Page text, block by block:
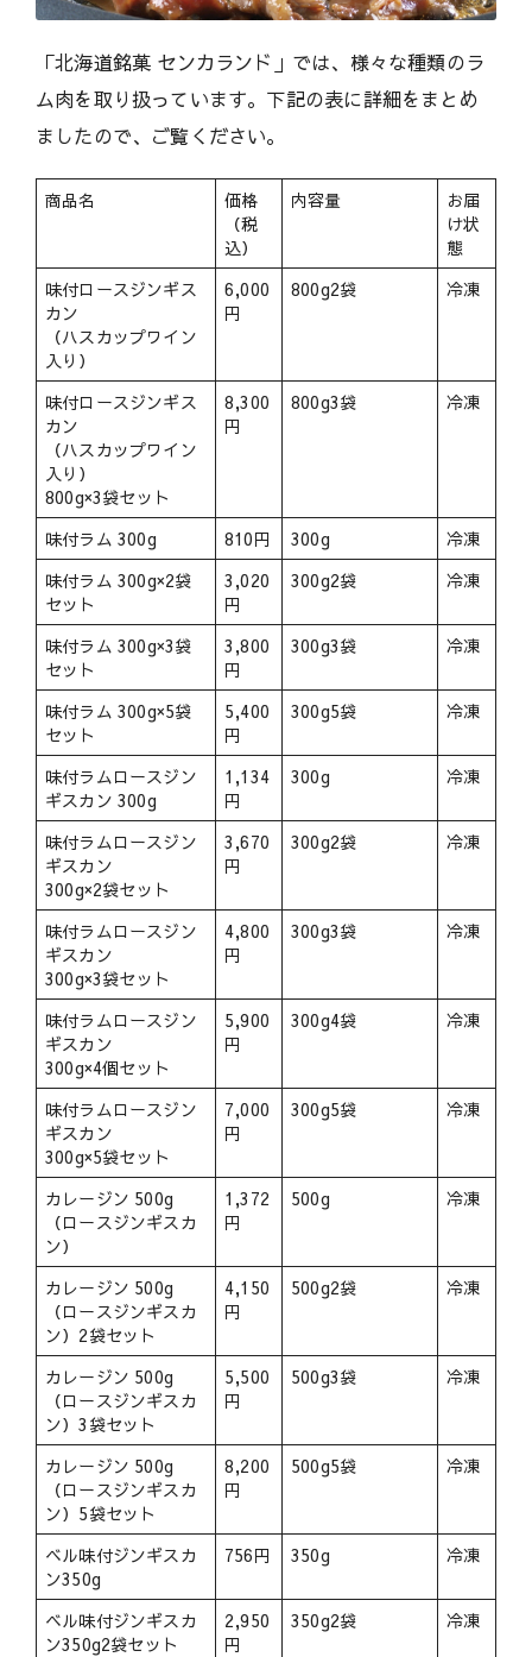
「北海道銘菓 センカランド」では、様々な種類のラ
ム肉を取り扱っています。下記の表に詳細をまとめ
ましたので、ご覧ください。
商品名
価格
（税
込）
内容量
お届
け状
態
味付ロースジンギス
カン
（ハスカップワイン
入り）
6,000
円
800g2袋 冷凍
味付ロースジンギス
カン
（ハスカップワイン
入り）
800g×3袋セット
8,300
円
800g3袋 冷凍
味付ラム 300g 810円 300g
冷凍
味付ラム 300g×2袋
セット
3,020
円
300g2袋 冷凍
味付ラム 300g×3袋
セット
3,800
円
300g3袋 冷凍
味付ラム 300g×5袋
セット
5,400
円
300g5袋 冷凍
味付ラムロースジン
ギスカン 300g
1,134
円
300g 冷凍
味付ラムロースジン
ギスカン
300g×2袋セット
3,670
円
300g2袋 冷凍
味付ラムロースジン
ギスカン
300g×3袋セット
4,800
円
300g3袋 冷凍
味付ラムロースジン
ギスカン
300g×4個セット
5,900
円
300g4袋 冷凍
味付ラムロースジン
ギスカン
300g×5袋セット
7,000
円
300g5袋 冷凍
カレージン 500g
（ロースジンギスカ
ン）
1,372
円
500g 冷凍
カレージン 500g
（ロースジンギスカ
ン）2袋セット
4,150
円
500g2袋 冷凍
カレージン 500g
（ロースジンギスカ
ン）3袋セット
5,500
円
500g3袋 冷凍
カレージン 500g
（ロースジンギスカ
ン）5袋セット
8,200
円
500g5袋 冷凍
ベル味付ジンギスカ
ン350g
756円 350g 冷凍
ベル味付ジンギスカ
ン350g2袋セット
2,950
円
350g2袋 冷凍